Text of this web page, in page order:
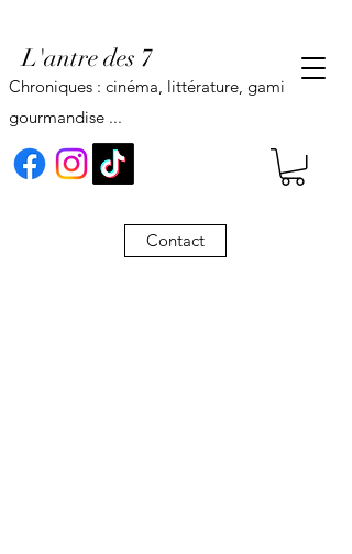
L'antre des 7
Contact
Chroniques : cinéma, littérature, gaming,
gourmandise ...